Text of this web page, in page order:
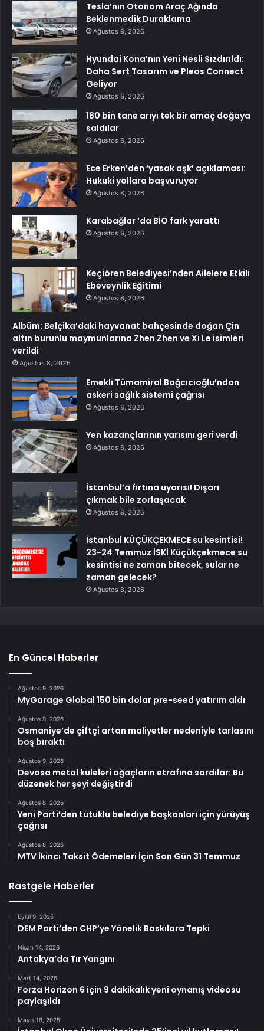
Tesla’nın Otonom Araç Ağında
Beklenmedik Duraklama
Ağustos 8, 2026
Hyundai Kona’nın Yeni Nesli Sızdırıldı:
Daha Sert Tasarım ve Pleos Connect
Geliyor
Ağustos 8, 2026
180 bin tane arıyı tek bir amaç doğaya
saldılar
Ağustos 8, 2026
Ece Erken’den ‘yasak aşk’ açıklaması:
Hukuki yollara başvuruyor
Ağustos 8, 2026
Karabağlar ‘da BİO fark yarattı
Ağustos 8, 2026
Keçiören Belediyesi’nden Ailelere Etkili
Ebeveynlik Eğitimi
Ağustos 8, 2026
Albüm: Belçika’daki hayvanat bahçesinde doğan Çin
altın burunlu maymunlarına Zhen Zhen ve Xi Le isimleri
verildi
Ağustos 8, 2026
Emekli Tümamiral Bağcıcıoğlu’ndan
askeri sağlık sistemi çağrısı
Ağustos 8, 2026
Yen kazançlarının yarısını geri verdi
Ağustos 8, 2026
İstanbul’a fırtına uyarısı! Dışarı
çıkmak bile zorlaşacak
Ağustos 8, 2026
İstanbul KÜÇÜKÇEKMECE su kesintisi!
23-24 Temmuz İSKİ Küçükçekmece su
kesintisi ne zaman bitecek, sular ne
zaman gelecek?
Ağustos 8, 2026
En Güncel Haberler
Ağustos 9, 2026
MyGarage Global 150 bin dolar pre-seed yatırım aldı
Ağustos 9, 2026
Osmaniye’de çiftçi artan maliyetler nedeniyle tarlasını
boş bıraktı
Ağustos 9, 2026
Devasa metal kuleleri ağaçların etrafına sardılar: Bu
düzenek her şeyi değiştirdi
Ağustos 8, 2026
Yeni Parti’den tutuklu belediye başkanları için yürüyüş
çağrısı
Ağustos 8, 2026
MTV İkinci Taksit Ödemeleri İçin Son Gün 31 Temmuz
Rastgele Haberler
Eylül 9, 2025
DEM Parti’den CHP’ye Yönelik Baskılara Tepki
Nisan 14, 2026
Antakya’da Tır Yangını
Mart 14, 2026
Forza Horizon 6 için 9 dakikalık yeni oynanış videosu
paylaşıldı
Mayıs 18, 2025